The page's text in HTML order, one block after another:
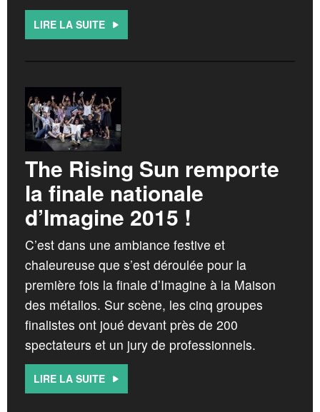
LIRE LA SUITE
The Rising Sun remporte
la finale nationale
d’Imagine 2015 !
C’est dans une ambiance festive et
chaleureuse que s’est déroulée pour la
première fois la finale d’Imagine à la Maison
des métallos. Sur scène, les cinq groupes
finalistes ont joué devant près de 200
spectateurs et un jury de professionnels.
LIRE LA SUITE